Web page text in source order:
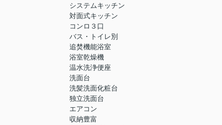
システムキッチン
対面式キッチン
コンロ３口
バス・トイレ別
追焚機能浴室
浴室乾燥機
温水洗浄便座
洗面台
洗髪洗面化粧台
独立洗面台
エアコン
収納豊富